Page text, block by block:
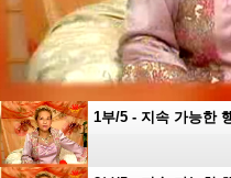
1부/5 - 지속 가능한